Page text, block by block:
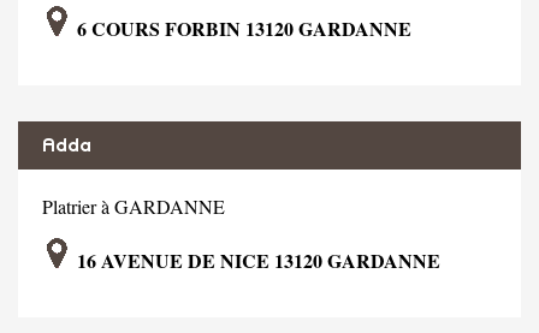
6 COURS FORBIN 13120 GARDANNE
Adda
Platrier à GARDANNE
16 AVENUE DE NICE 13120 GARDANNE